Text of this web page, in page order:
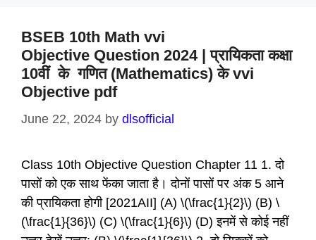
BSEB 10th Math vvi
Objective Question 2024 | प्रायिकता कक्षा
10वीं के गणित (Mathematics) के vvi
Objective pdf
June 22, 2024 by dlsofficial
Class 10th Objective Question Chapter 11 1. दो
पासों को एक साथ फेंका जाता है। दोनों पासों पर अंक 5 आने
की प्रायिकता होगी [2021AII] (A) \(\frac{1}{2}\) (B) \
(\frac{1}{36}\) (C) \(\frac{1}{6}\) (D) इनमें से कोई नहीं